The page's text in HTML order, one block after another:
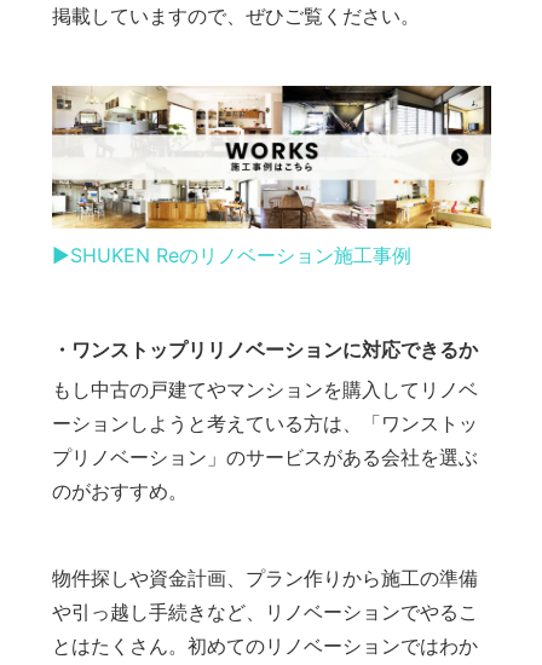
掲載していますので、ぜひご覧ください。
▶︎SHUKEN Reのリノベーション施工事例
・ワンストップリリノベーションに対応できるか
もし中古の戸建てやマンションを購入してリノベ
ーションしようと考えている方は、「ワンストッ
プリノベーション」のサービスがある会社を選ぶ
のがおすすめ。
物件探しや資金計画、プラン作りから施工の準備
や引っ越し手続きなど、リノベーションでやるこ
とはたくさん。初めてのリノベーションではわか